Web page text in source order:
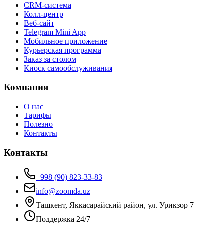
CRM-система
Колл-центр
Веб-сайт
Telegram Mini App
Мобильное приложение
Курьерская программа
Заказ за столом
Киоск самообслуживания
Компания
О нас
Тарифы
Полезно
Контакты
Контакты
+998 (90) 823-33-83
info@zoomda.uz
Ташкент, Яккасарайский район, ул. Урикзор 7
Поддержка 24/7